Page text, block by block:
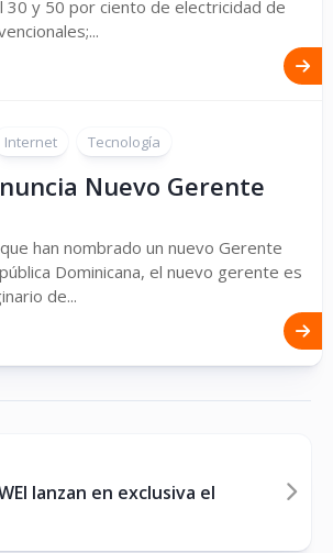
30 y 50 por ciento de electricidad de
Internet Tecnología
Nuevo Gerente
han nombrado un nuevo Gerente
Dominicana, el nuevo gerente es
de...
lanzan en exclusiva el